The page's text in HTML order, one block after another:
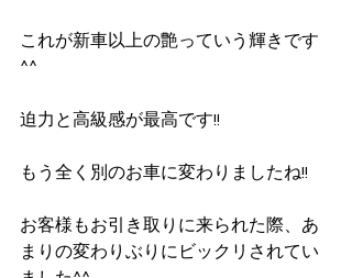
これが新車以上の艶っていう輝きです
^^
迫力と高級感が最高です!!
もう全く別のお車に変わりましたね!!
お客様もお引き取りに来られた際、あ
まりの変わりぶりにビックリされてい